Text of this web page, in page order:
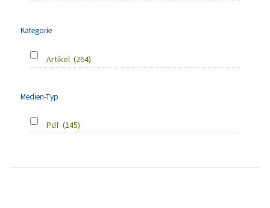
Kategorie
Artikel (264)
Medien-Typ
Pdf (145)